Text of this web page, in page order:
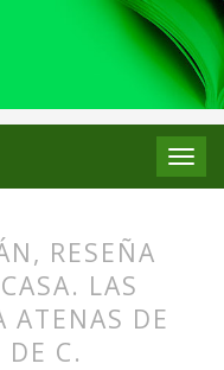
Transformaciones de los
RESEÑA
LAS
ATENAS DE
C.